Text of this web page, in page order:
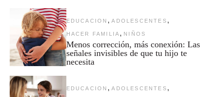
EDUCACION , ADOLESCENTES ,
HACER FAMILIA , NIÑOS
Menos corrección, más conexión: Las
señales invisibles de que tu hijo te
necesita
EDUCACION , ADOLESCENTES ,